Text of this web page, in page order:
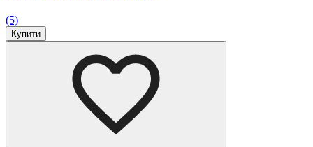
(5)
Купити